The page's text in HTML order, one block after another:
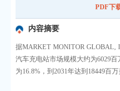
PDF下
内容摘要
据MARKET MONITOR GLOBAL,
汽车充电站市场规模大约为6029
为16.8%，到2031年达到18449百万